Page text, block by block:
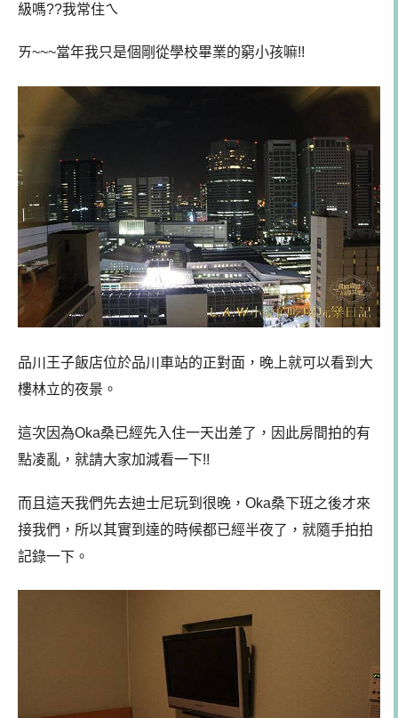
級嗎??我常住ㄟ
ㄞ~~~當年我只是個剛從學校畢業的窮小孩嘛!!
品川王子飯店位於品川車站的正對面，晚上就可以看到大
樓林立的夜景。
這次因為Oka桑已經先入住一天出差了，因此房間拍的有
點凌亂，就請大家加減看一下!!
而且這天我們先去迪士尼玩到很晚，Oka桑下班之後才來
接我們，所以其實到達的時候都已經半夜了，就隨手拍拍
記錄一下。